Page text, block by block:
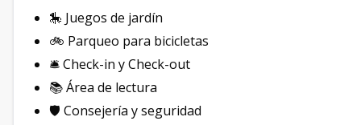
🎠 Juegos de jardín
🚲 Parqueo para bicicletas
🛎️ Check-in y Check-out
📚 Área de lectura
🛡️ Consejería y seguridad